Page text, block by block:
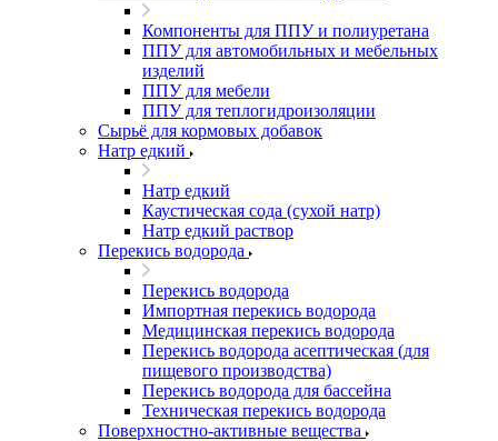
Компоненты для ППУ и полиуретана
ППУ для автомобильных и мебельных
изделий
ППУ для мебели
ППУ для теплогидроизоляции
Сырьё для кормовых добавок
Натр едкий
Натр едкий
Каустическая сода (сухой натр)
Натр едкий раствор
Перекись водорода
Перекись водорода
Импортная перекись водорода
Медицинская перекись водорода
Перекись водорода асептическая (для
пищевого производства)
Перекись водорода для бассейна
Техническая перекись водорода
Поверхностно-активные вещества